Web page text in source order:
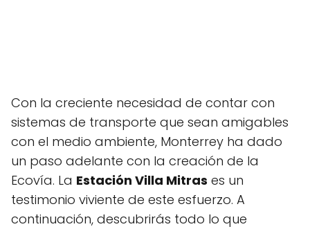
Con la creciente necesidad de contar con
sistemas de transporte que sean amigables
con el medio ambiente, Monterrey ha dado
un paso adelante con la creación de la
Ecovía. La Estación Villa Mitras es un
testimonio viviente de este esfuerzo. A
continuación, descubrirás todo lo que